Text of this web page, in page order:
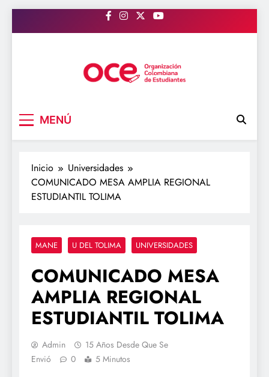
al
MENÚ
Inicio
Universidades
COMUNICADO MESA AMPLIA REGIONAL
ESTUDIANTIL TOLIMA
MANE U DEL TOLIMA UNIVERSIDADES
COMUNICADO MESA
AMPLIA REGIONAL
ESTUDIANTIL TOLIMA
Admin
15 Años Desde Que Se
Envió
0 5 Minutos